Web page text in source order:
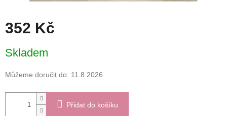
352 Kč
cena:
Skladem
Můžeme doručit do: 11.8.2026
Přidat do košíku